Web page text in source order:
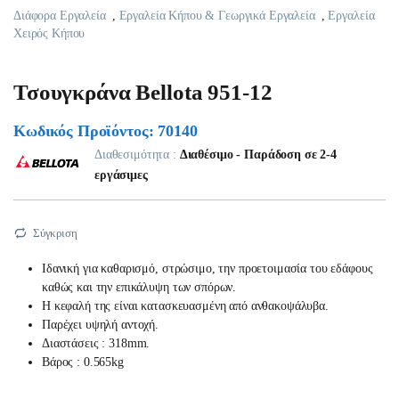
Διάφορα Εργαλεία Εργαλεία Κήπου & Γεωργικά Εργαλεία ,Εργαλεία
Χειρός Κήπου
Τσουγκράνα Bellota 951-12
Κωδικός Προϊόντος: 70140
Διαθεσιμότητα : Διαθέσιμο - Παράδοση σε 2-4
εργάσιμες
Σύγκριση
Iδανική για καθαρισμό, στρώσιμο, την προετοιμασία του εδάφους
καθώς και την επικάλυψη των σπόρων.
Η κεφαλή της είναι κατασκευασμένη από ανθακοψάλυβα.
Παρέχει υψηλή αντοχή.
Διαστάσεις : 318mm.
Βάρος : 0.565kg